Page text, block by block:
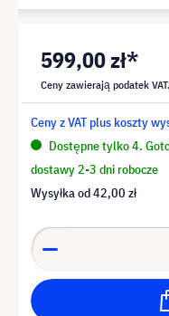
599,00 zł*
Ceny zawierają podatek VAT.
Ceny z VAT plus koszty
Dostępne tylko 4.
dostawy 2-3 dni robocze
Wysyłka od42,00 zł